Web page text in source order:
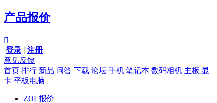
产品报价

登录 | 注册
意见反馈
首页 排行 新品 问答 下载 论坛 手机 笔记本 数码相机 主板 显
卡 平板电脑
ZOL报价